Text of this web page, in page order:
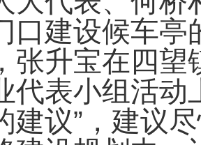
口建设候车亭
张升宝在四望
代表小组活动
建议”，建议